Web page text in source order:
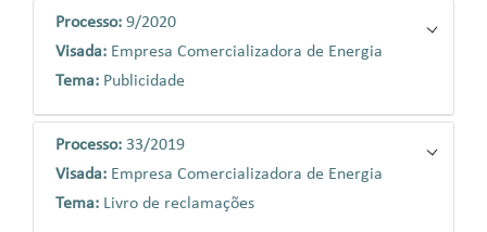
Processo: 9/2020
Visada: Empresa Comercializadora de Energia
Tema: Publicidade
Processo: 33/2019
Visada: Empresa Comercializadora de Energia
Tema: Livro de reclamações